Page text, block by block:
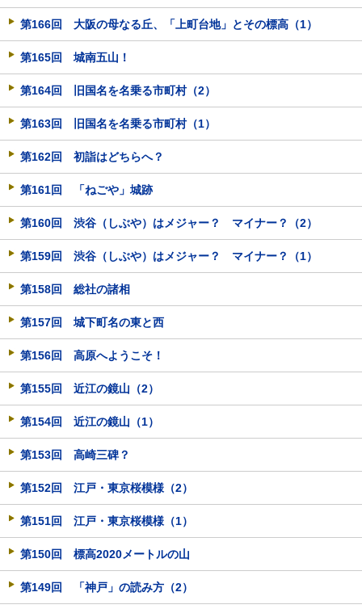
第166回 大阪の母なる丘、「上町台地」とその標高（1）
第165回 城南五山！
第164回 旧国名を名乗る市町村（2）
第163回 旧国名を名乗る市町村（1）
第162回 初詣はどちらへ？
第161回 「ねごや」城跡
第160回 渋谷（しぶや）はメジャー？ マイナー？（2）
第159回 渋谷（しぶや）はメジャー？ マイナー？（1）
第158回 総社の諸相
第157回 城下町名の東と西
第156回 高原へようこそ！
第155回 近江の鏡山（2）
第154回 近江の鏡山（1）
第153回 高崎三碑？
第152回 江戸・東京桜模様（2）
第151回 江戸・東京桜模様（1）
第150回 標高2020メートルの山
第149回 「神戸」の読み方（2）